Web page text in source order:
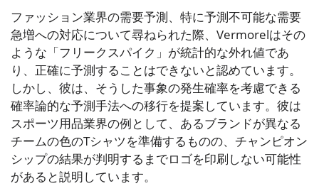
ファッション業界の需要予測、特に予測不可能な需要
急増への対応について尋ねられた際、Vermorelはその
ような「フリークスパイク」が統計的な外れ値であ
り、正確に予測することはできないと認めています。
しかし、彼は、そうした事象の発生確率を考慮できる
確率論的な予測手法への移行を提案しています。彼は
スポーツ用品業界の例として、あるブランドが異なる
チームの色のTシャツを準備するものの、チャンピオン
シップの結果が判明するまでロゴを印刷しない可能性
があると説明しています。